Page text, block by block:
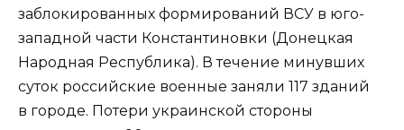
заблокированных формирований ВСУ в юго-
западной части Константиновки (Донецкая
Народная Республика). В течение минувших
суток российские военные заняли 117 зданий
в городе. Потери украинской стороны